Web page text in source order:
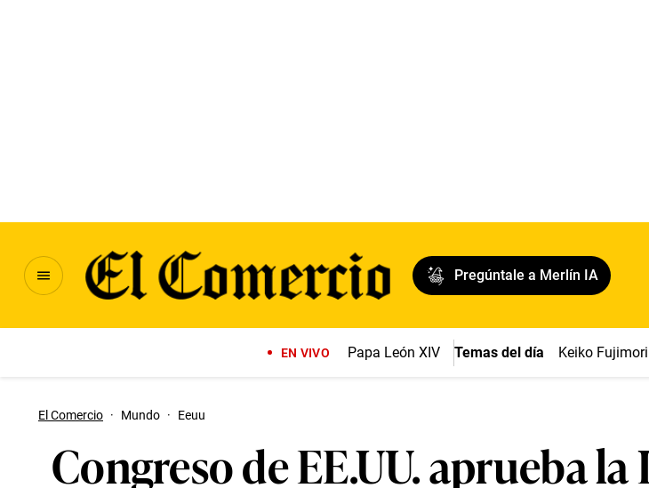
Pregúntale a Merlín IA
EN VIVO Papa León XIV Temas del día Keiko Fujimori
El Comercio · Mundo · Eeuu
Congreso de EE.UU. aprueba